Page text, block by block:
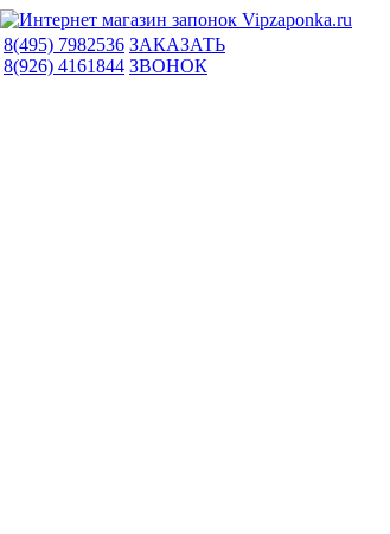
8(495) 7982536
8(926) 4161844
ЗАКАЗАТЬ
ЗВОНОК